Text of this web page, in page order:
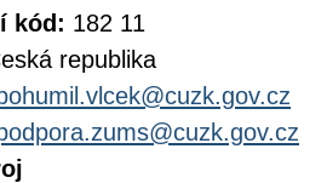
kód: 182 11
republika
bohumil.vlcek@cuzk.gov.cz